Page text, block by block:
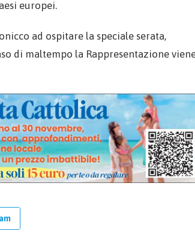
europei.
ad ospitare la speciale serata,
di maltempo la Rappresentazione